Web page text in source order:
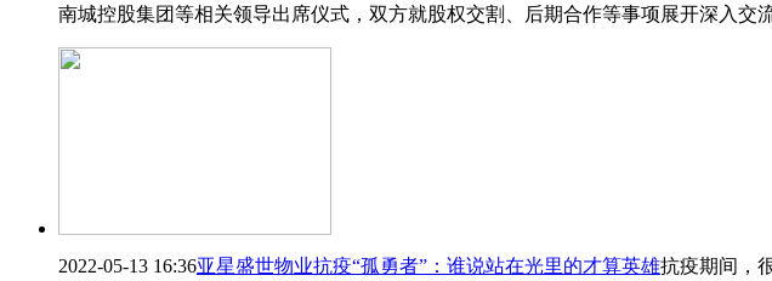
南城控股集团等相关领导出席仪式，双方就股权交割、后期合作等事项展开深入
2022-05-13 16:36亚星盛世物业抗疫“孤勇者”：谁说站在光里的才算英雄抗疫期间，